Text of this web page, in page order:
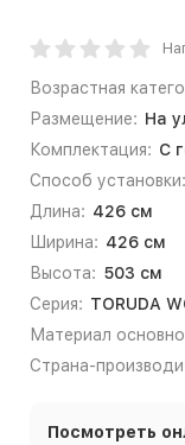
Возрастная
Размещение: На
Комплектация: С
Способ установки:
Длина: 426 см
Ширина: 426 см
Высота: 503 см
Серия: TORUDA
Материал
Страна-
Посмотреть